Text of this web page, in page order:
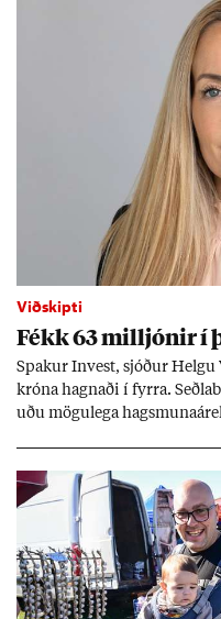
Viðskipti
Fékk 63 millj­ón­ir í
Spak­ur In­vest, sjóð­ur
króna hagn­aði í fyrra.
uðu mögu­lega